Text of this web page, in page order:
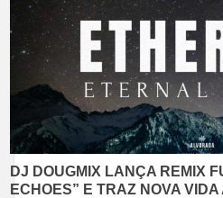
DJ DOUGMIX LANÇA REMIX
ECHOES” E TRAZ NOVA